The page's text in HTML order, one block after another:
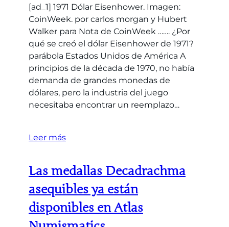
[ad_1] 1971 Dólar Eisenhower. Imagen:
CoinWeek. por carlos morgan y Hubert
Walker para Nota de CoinWeek ……. ¿Por
qué se creó el dólar Eisenhower de 1971?
parábola Estados Unidos de América A
principios de la década de 1970, no había
demanda de grandes monedas de
dólares, pero la industria del juego
necesitaba encontrar un reemplazo…
Leer más
Las medallas Decadrachma
asequibles ya están
disponibles en Atlas